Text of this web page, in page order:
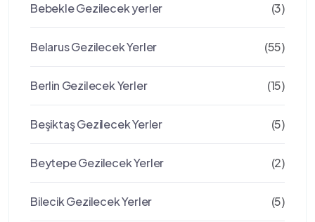
Bebekle Gezilecek yerler (3)
Belarus Gezilecek Yerler (55)
Berlin Gezilecek Yerler (15)
Beşiktaş Gezilecek Yerler (5)
Beytepe Gezilecek Yerler (2)
Bilecik Gezilecek Yerler (5)